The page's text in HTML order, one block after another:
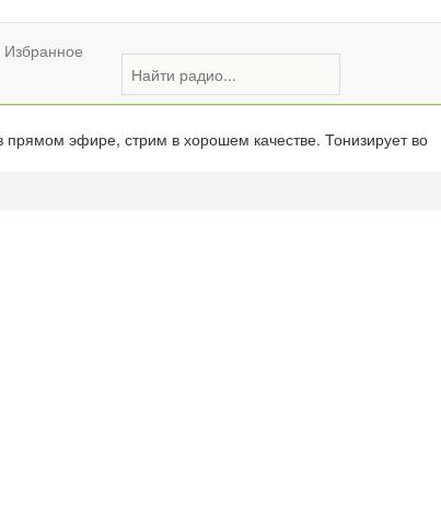
Избранное
эфире, стрим в хорошем качестве. Тонизирует во